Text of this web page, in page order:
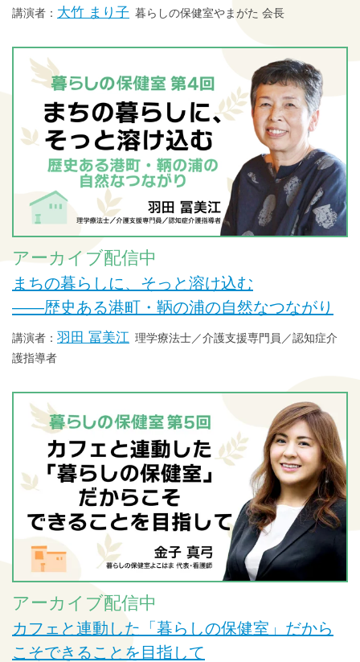
大竹 まり子 暮らしの保健室やまがた 会長
アーカイブ配信中
まちの暮らしに、そっと溶け込む
——歴史ある港町・鞆の浦の自然なつながり
羽田 冨美江 理学療法士／介護支援専門員／認知症介
護指導者
アーカイブ配信中
カフェと連動した「暮らしの保健室」だから
こそできることを目指して